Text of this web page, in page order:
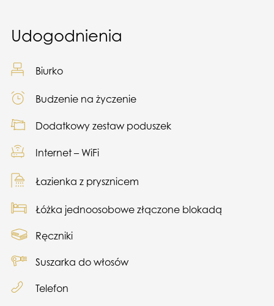
Udogodnienia
Biurko
Budzenie na życzenie
Dodatkowy zestaw poduszek
Internet – WiFi
Łazienka z prysznicem
Łóżka jednoosobowe złączone blokadą
Ręczniki
Suszarka do włosów
Telefon